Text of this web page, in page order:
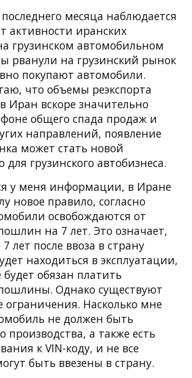
месяца наблюдается
активности иранских
грузинском автомобильном
рванули на грузинский рынок
покупают автомобили.
что объемы реэкспорта
Иран вскоре значительно
фоне общего спада продаж и
направлений, появление
может стать новой
грузинского автобизнеса.
у меня информации, в Иране
новое правило, согласно
освобождаются от
на 7 лет. Это означает,
лет после ввоза в страну
находиться в эксплуатации,
обязан платить
Однако существуют
ограничения. Насколько мне
не должен быть
производства, а также есть
к VIN-коду, и не все
быть ввезены в страну.